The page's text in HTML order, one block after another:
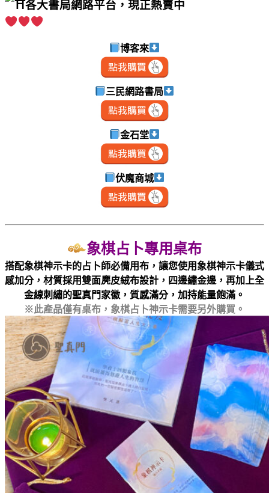
各大書局網路平台，現正熱賣中
博客來
三民網路書局
金石堂
伏魔商城
象棋占卜專用桌布
搭配象棋神示卡的占卜師必備用布，讓您使用象棋神示卡儀式
感加分，材質採用雙面麂皮絨布設計，四邊繡金邊，再加上全
金線刺繡的聖真門家徽，質感滿分，加持能量飽滿。
※此產品僅有桌布，象棋占卜神示卡需要另外購買。